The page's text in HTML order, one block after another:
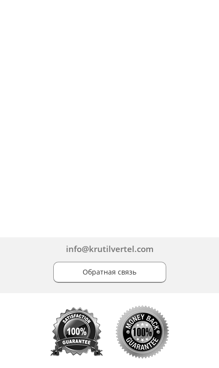
info@krutilvertel.com
Обратная связь